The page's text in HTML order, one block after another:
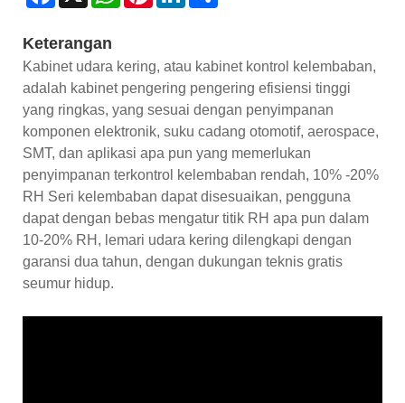
Keterangan
Kabinet udara kering, atau kabinet kontrol kelembaban,
adalah kabinet pengering pengering efisiensi tinggi
yang ringkas, yang sesuai dengan penyimpanan
komponen elektronik, suku cadang otomotif, aerospace,
SMT, dan aplikasi apa pun yang memerlukan
penyimpanan terkontrol kelembaban rendah, 10% -20%
RH Seri kelembaban dapat disesuaikan, pengguna
dapat dengan bebas mengatur titik RH apa pun dalam
10-20% RH, lemari udara kering dilengkapi dengan
garansi dua tahun, dengan dukungan teknis gratis
seumur hidup.